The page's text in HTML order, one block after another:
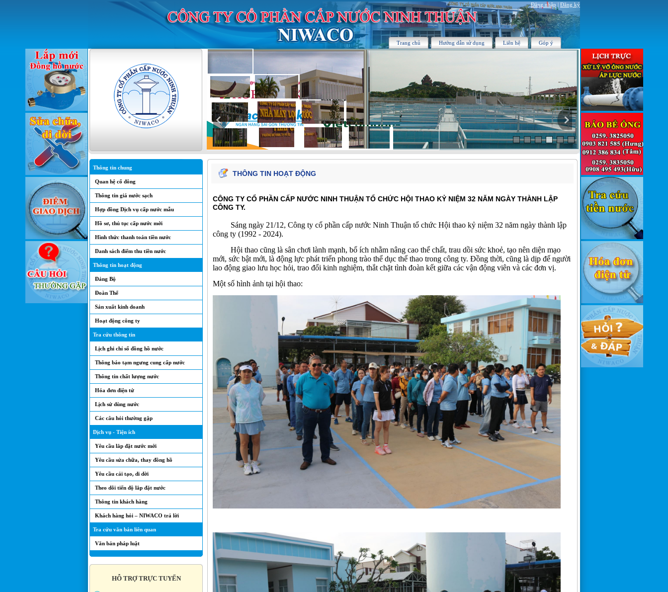
Đăng nhập | Đăng ký
Trang chủ Hướng dẫn sử dụng Liên hệ Góp ý
Thông tin chung
Quan hệ cổ đông
Thông tin giá nước sạch
Hợp đồng Dịch vụ cấp nước mẫu
Hồ sơ, thủ tục cấp nước mới
Hình thức thanh toán tiền nước
Danh sách điểm thu tiền nước
Thông tin hoạt động
Đảng Bộ
Đoàn Thể
Sản xuất kinh doanh
Hoạt động công ty
Tra cứu thông tin
Lịch ghi chỉ số đồng hồ nước
Thông báo tạm ngưng cung cấp nước
Thông tin chất lượng nước
Hóa đơn điện tử
Lịch sử dùng nước
Các câu hỏi thường gặp
Dịch vụ - Tiện ích
Yêu cầu lắp đặt nước mới
Yêu cầu sửa chữa, thay đồng hồ
Yêu cầu cải tạo, di dời
Theo dõi tiến độ lắp đặt nước
Thông tin khách hàng
Khách hàng hỏi – NIWACO trả lời
Tra cứu văn bản liên quan
Văn bản pháp luật
HỖ TRỢ TRỰC TUYẾN
THÔNG TIN HOẠT ĐỘNG
CÔNG TY CỔ PHẦN CẤP NƯỚC NINH THUẬN TỔ CHỨC HỘI THAO KỶ NIỆM 32 NĂM NGÀY THÀNH LẬP
CÔNG TY.
Sáng ngày 21/12, Công ty cổ phần cấp nước Ninh Thuận tổ chức Hội thao kỷ niệm 32 năm ngày thành lập
công ty (1992 - 2024).
Hội thao cũng là sân chơi lành mạnh, bổ ích nhằm nâng cao thể chất, trau dồi sức khoẻ, tạo nên diện mạo
mới, sức bật mới, là động lực phát triển phong trào thể dục thể thao trong công ty. Đồng thời, cũng là dịp để người
lao động giao lưu học hỏi, trao đổi kinh nghiệm, thắt chặt tình đoàn kết giữa các vận động viên và các đơn vị.
Một số hình ảnh tại hội thao: